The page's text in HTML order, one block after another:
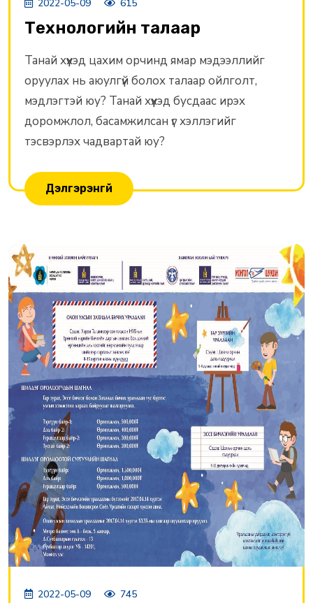
2022-05-09 615
Технологийн талаар
Танай хүүхэд цахим орчинд ямар мэдээллийг
оруулах нь аюулгүй болох талаар ойлголт,
мэдлэгтэй юу? Танай хүүхэд бусдаас ирэх
доромжлол, басамжилсан үг хэллэгийг
тэсвэрлэх чадвартай юу?
Дэлгэрэнгүй
2022-05-09 745